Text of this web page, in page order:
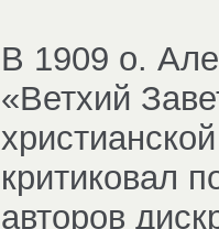
В 1909 о.
«Ветхий
критиковал
авторов